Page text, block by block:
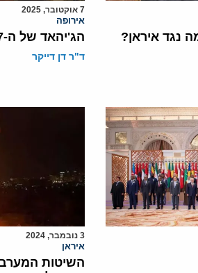
נגד איראן?
7 אוקטובר, 2025
אירופה
הג'יהאד של ה-7 באוקטובר: מבחן למערב
ד"ר דן דייקר
3 נובמבר, 2024
איראן
השיטות